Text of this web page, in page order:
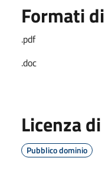
Formati
.pdf
.doc
Licenza
Pubblico dominio